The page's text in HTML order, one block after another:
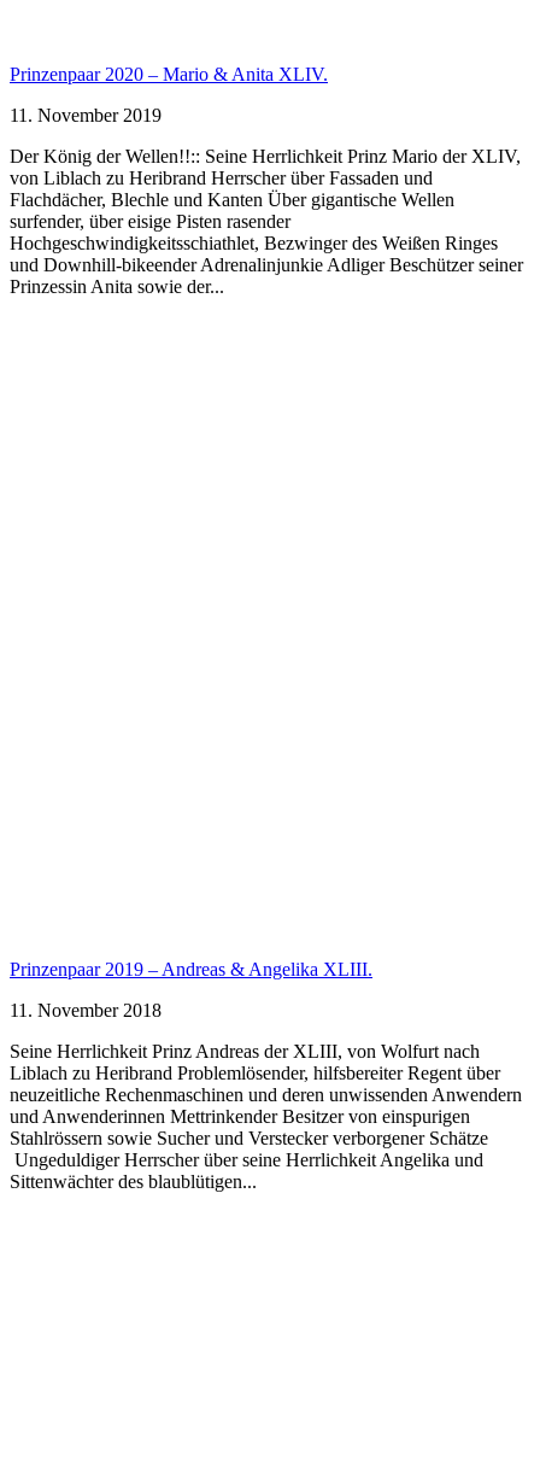
Prinzenpaar 2020 – Mario & Anita XLIV.
11. November 2019
Der König der Wellen!!:: Seine Herrlichkeit Prinz Mario der XLIV,
von Liblach zu Heribrand Herrscher über Fassaden und
Flachdächer, Blechle und Kanten Über gigantische Wellen
surfender, über eisige Pisten rasender
Hochgeschwindigkeitsschiathlet, Bezwinger des Weißen Ringes
und Downhill-bikeender Adrenalinjunkie Adliger Beschützer seiner
Prinzessin Anita sowie der...
Prinzenpaar 2019 – Andreas & Angelika XLIII.
11. November 2018
Seine Herrlichkeit Prinz Andreas der XLIII, von Wolfurt nach
Liblach zu Heribrand Problemlösender, hilfsbereiter Regent über
neuzeitliche Rechenmaschinen und deren unwissenden Anwendern
und Anwenderinnen Mettrinkender Besitzer von einspurigen
Stahlrössern sowie Sucher und Verstecker verborgener Schätze
Ungeduldiger Herrscher über seine Herrlichkeit Angelika und
Sittenwächter des blaublütigen...